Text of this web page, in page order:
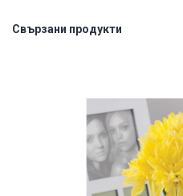
Свързани продукти